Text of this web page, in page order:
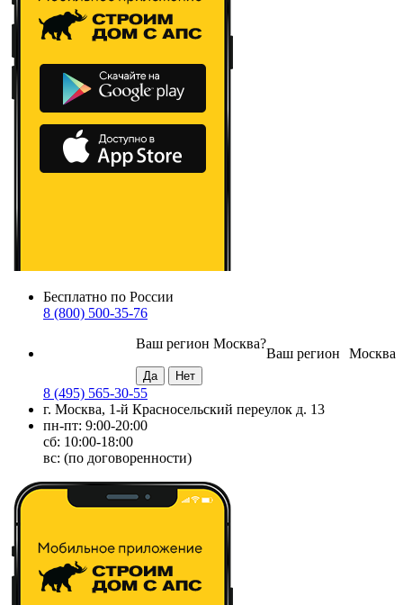
Бесплатно по России
8 (800) 500-35-76
Москва
Ваш регион
Ваш регион Москва?
8 (495) 565-30-55
г. Москва, 1-й Красносельский переулок д. 13
пн-пт: 9:00-20:00
сб: 10:00-18:00
вс: (по договоренности)